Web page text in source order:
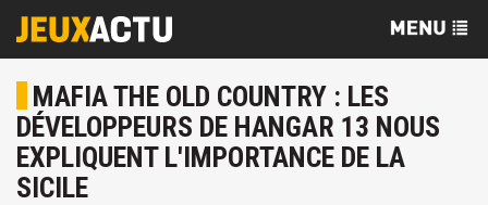
MAFIA THE OLD COUNTRY : LES
DÉVELOPPEURS DE HANGAR 13 NOUS
EXPLIQUENT L'IMPORTANCE DE LA
SICILE